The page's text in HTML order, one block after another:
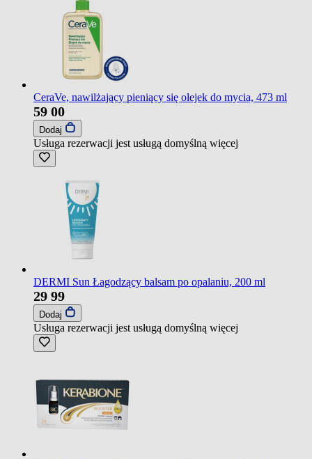
CeraVe, nawilżający pieniący się olejek do mycia, 473 ml
59 00
Dodaj
Usługa rezerwacji jest usługą domyślną więcej
DERMI Sun Łagodzący balsam po opalaniu, 200 ml
29 99
Dodaj
Usługa rezerwacji jest usługą domyślną więcej